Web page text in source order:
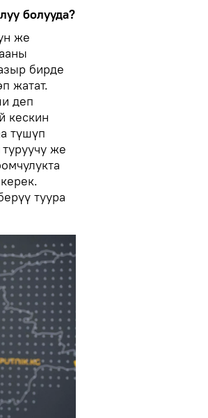
болууда?
же
бирде
жатат.
деп
кескин
түшүп
же
туура